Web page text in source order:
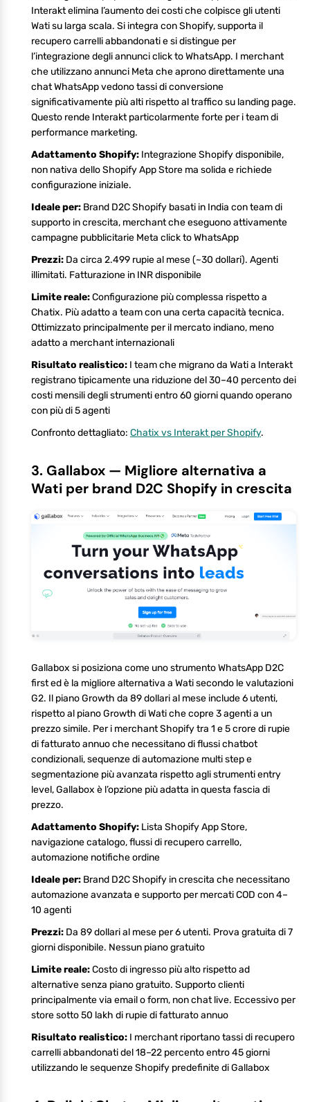
Interakt elimina l’aumento dei costi che colpisce gli utenti
Wati su larga scala. Si integra con Shopify, supporta il
recupero carrelli abbandonati e si distingue per
l’integrazione degli annunci click to WhatsApp. I merchant
che utilizzano annunci Meta che aprono direttamente una
chat WhatsApp vedono tassi di conversione
significativamente più alti rispetto al traffico su landing page.
Questo rende Interakt particolarmente forte per i team di
performance marketing.
Adattamento Shopify: Integrazione Shopify disponibile,
non nativa dello Shopify App Store ma solida e richiede
configurazione iniziale.
Ideale per: Brand D2C Shopify basati in India con team di
supporto in crescita, merchant che eseguono attivamente
campagne pubblicitarie Meta click to WhatsApp
Prezzi: Da circa 2.499 rupie al mese (~30 dollari). Agenti
illimitati. Fatturazione in INR disponibile
Limite reale:Configurazione più complessa rispetto a
Chatix. Più adatto a team con una certa capacità tecnica.
Ottimizzato principalmente per il mercato indiano, meno
adatto a merchant internazionali
Risultato realistico: I team che migrano da Wati a Interakt
registrano tipicamente una riduzione del 30–40 percento dei
costi mensili degli strumenti entro 60 giorni quando operano
con più di 5 agenti
Confronto dettagliato: Chatix vs Interakt per Shopify.
3. Gallabox — Migliore alternativa a
Wati per brand D2C Shopify in crescita
Gallabox si posiziona come uno strumento WhatsApp D2C
first ed è la migliore alternativa a Wati secondo le valutazioni
G2. Il piano Growth da 89 dollari al mese include 6 utenti,
rispetto al piano Growth di Wati che copre 3 agenti a un
prezzo simile. Per i merchant Shopify tra 1 e 5 crore di rupie
di fatturato annuo che necessitano di flussi chatbot
condizionali, sequenze di automazione multi step e
segmentazione più avanzata rispetto agli strumenti entry
level, Gallabox è l’opzione più adatta in questa fascia di
prezzo.
Adattamento Shopify: Lista Shopify App Store,
navigazione catalogo, flussi di recupero carrello,
automazione notifiche ordine
Ideale per: Brand D2C Shopify in crescita che necessitano
automazione avanzata e supporto per mercati COD con 4–
10 agenti
Prezzi: Da 89 dollari al mese per 6 utenti. Prova gratuita di 7
giorni disponibile. Nessun piano gratuito
Limite reale:Costo di ingresso più alto rispetto ad
alternative senza piano gratuito. Supporto clienti
principalmente via email o form, non chat live. Eccessivo per
store sotto 50 lakh di rupie di fatturato annuo
Risultato realistico: I merchant riportano tassi di recupero
carrelli abbandonati del 18–22 percento entro 45 giorni
utilizzando le sequenze Shopify predefinite di Gallabox